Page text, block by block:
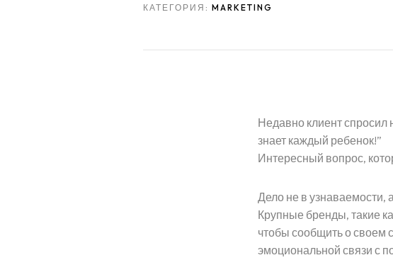
КАТЕГОРИЯ: MARKETING
Недавно клиент
знает каждый ребенок!”
Интересный вопрос,
Дело не в узнаваемости,
Крупные бренды, такие
чтобы сообщить о своем
эмоциональной связи с